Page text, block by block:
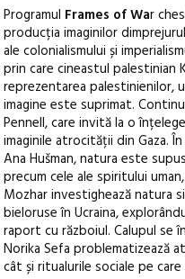
Programul Frames of War
producția imaginilor
ale colonialismului și
prin care cineastul palestinian
reprezentarea palestinienilor,
imagine este suprimat.
Pennell, care invită la o
imaginile atrocității din Gaza.
Ana Hušman, natura este
precum cele ale spiritului
Mozhar investighează natura
bieloruse în Ucraina,
raport cu războiul. Calupul se
Norika Sefa problematizează
cât și ritualurile sociale pe